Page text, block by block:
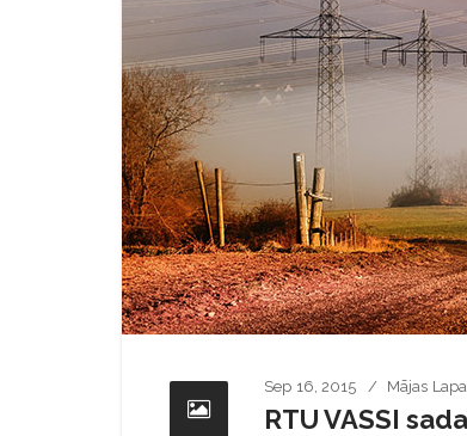
Sep 16, 2015 Mājas
RTU VASSI